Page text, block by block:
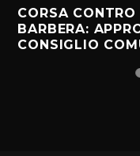
CORSA
BARBERA:
CONSIGLIO